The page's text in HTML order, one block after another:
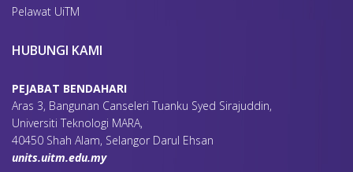
Pelawat UiTM
HUBUNGI KAMI
PEJABAT BENDAHARI
Aras 3, Bangunan Canseleri Tuanku Syed Sirajuddin,
Universiti Teknologi MARA,
40450 Shah Alam, Selangor Darul Ehsan
units.uitm.edu.my